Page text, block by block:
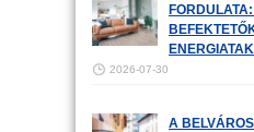
2026-07-30
A